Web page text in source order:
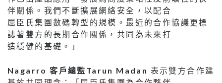
伴關係。我們不斷擴展網絡安全，以配合
屈臣氏集團數碼轉型的規模。最近的合作協議更標
誌著雙方的長期合作關係，共同為未來打
造穩健的基礎。」
Nagarro 客戶總監Tarun Madan 表示雙方合作建